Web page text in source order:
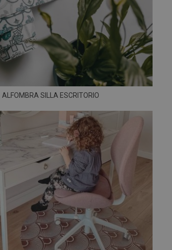
ALFOMBRA SILLA ESCRITORIO